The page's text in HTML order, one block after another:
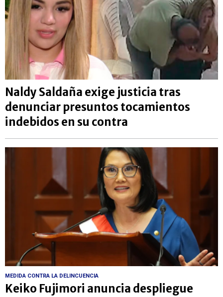
Naldy Saldaña exige justicia tras
denunciar presuntos tocamientos
indebidos en su contra
MEDIDA CONTRA LA DELINCUENCIA
Keiko Fujimori anuncia despliegue